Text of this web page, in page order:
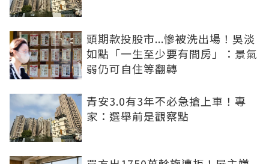
頭期款投股市...慘被洗出場！吳淡
如點「一生至少要有間房」：景氣
弱仍可自住等翻轉
青安3.0有3年不必急搶上車！專
家：選舉前是觀察點